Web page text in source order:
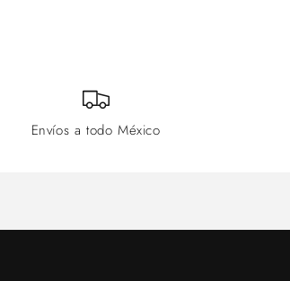
Envíos a todo México